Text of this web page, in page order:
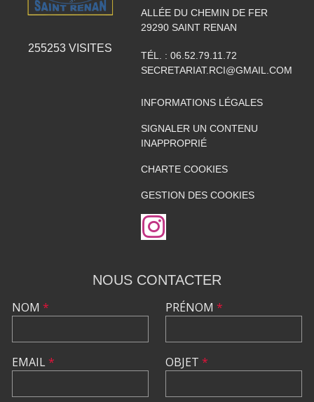
255253 VISITES
ALLÉE DU CHEMIN DE FER
29290 SAINT RENAN
TÉL. : 06.52.79.11.72
SECRETARIAT.RCI@GMAIL.COM
INFORMATIONS LÉGALES
SIGNALER UN CONTENU
INAPPROPRIÉ
CHARTE COOKIES
GESTION DES COOKIES
NOUS CONTACTER
NOM *
EMAIL*
PRÉNOM *
OBJET *